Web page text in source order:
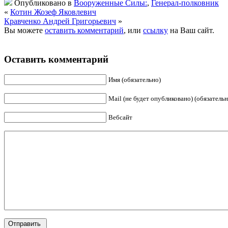
Опубликовано в Вооруженные Силы:, Генерал-полковник
« Котин Жозеф Яковлевич
Кравченко Андрей Григорьевич »
Вы можете оставить комментарий, или ссылку на Ваш сайт.
Оставить комментарий
Имя (обязательно)
Mail (не будет опубликовано)
Вебсайт